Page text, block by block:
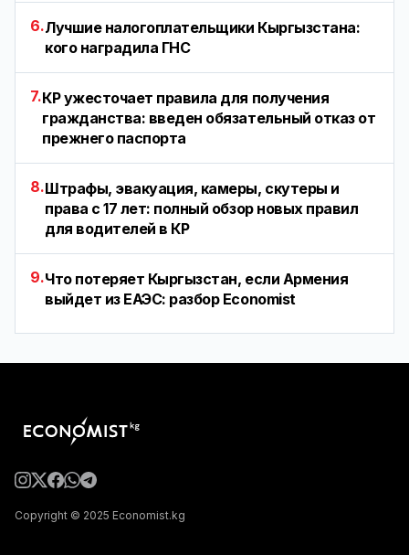
6.Лучшие налогоплательщики Кыргызстана:
кого наградила ГНС
7.КР ужесточает правила для получения
гражданства: введен обязательный отказ от
прежнего паспорта
8.Штрафы, эвакуация, камеры, скутеры и
права с 17 лет: полный обзор новых правил
для водителей в КР
9.Что потеряет Кыргызстан, если Армения
выйдет из ЕАЭС: разбор Economist
Copyright © 2025 Economist.kg